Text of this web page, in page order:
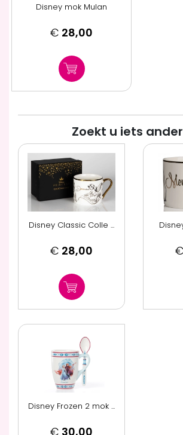
Disney mok Mulan
€ 28,00
Zoekt u iets
Disney Classic Colle ...
€ 28,00 €
Disney Frozen 2 mok ...
€ 30,00